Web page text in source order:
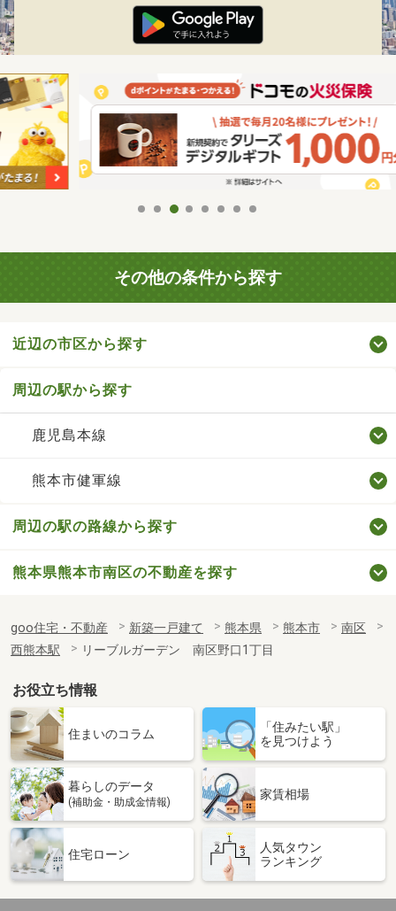
その他の条件から探す
近辺の市区から探す
周辺の駅から探す
鹿児島本線
熊本市健軍線
周辺の駅の路線から探す
熊本県熊本市南区の不動産を探す
goo住宅・不動産 新築一戸建て 熊本県 熊本市
南区
西熊本駅
リーブルガーデン 南区野口1丁目
お役立ち情報
住まいのコラム
「住みたい駅」
を見つけよう
暮らしのデータ
(補助金・助成金情報)
家賃相場
住宅ローン
人気タウン
ランキング